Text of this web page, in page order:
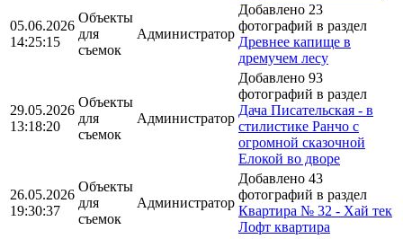
05.06.2026
14:25:15
Объекты
для
съемок
Администратор
Добавлено 23
фотографий в раздел
Древнее капище в
дремучем лесу
29.05.2026
13:18:20
Объекты
для
съемок
Администратор
Добавлено 93
фотографий в раздел
Дача Писательская - в
стилистике Ранчо с
огромной сказочной
Елокой во дворе
26.05.2026
19:30:37
Объекты
для
съемок
Администратор
Добавлено 43
фотографий в раздел
Квартира № 32 - Хай тек
Лофт квартира